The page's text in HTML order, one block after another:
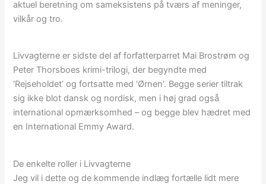
aktuel beretning om sameksistens på tværs af meninger,
vilkår og tro.
Livvagterne er sidste del af forfatterparret Mai Brostrøm og
Peter Thorsboes krimi-trilogi, der begyndte med
‘Rejseholdet’ og fortsatte med ‘Ørnen’. Begge serier tiltrak
sig ikke blot dansk og nordisk, men i høj grad også
international opmærksomhed – og begge blev hædret med
en International Emmy Award.
De enkelte roller i Livvagterne
Jeg vil i dette og de kommende indlæg fortælle lidt mere